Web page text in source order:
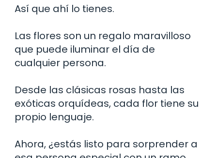
Así que ahí lo tienes.
Las flores son un regalo maravilloso
que puede iluminar el día de
cualquier persona.
Desde las clásicas rosas hasta las
exóticas orquídeas, cada flor tiene su
propio lenguaje.
Ahora, ¿estás listo para sorprender a